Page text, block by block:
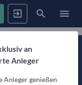
Anmelden
an
Anleger
Anleger genießen